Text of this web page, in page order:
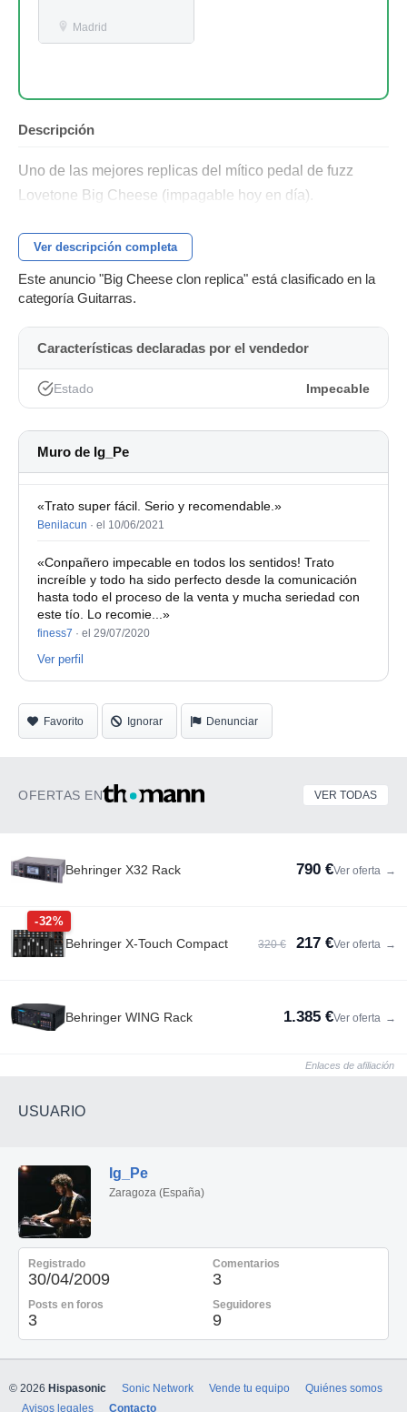
Madrid
Descripción
Uno de las mejores replicas del mítico pedal de fuzz
Lovetone Big Cheese (impagable hoy en día).
Ver descripción completa
Este anuncio "Big Cheese clon replica" está clasificado en la
categoría Guitarras.
Características declaradas por el vendedor
Estado Impecable
Muro de Ig_Pe
«Trato super fácil. Serio y recomendable.»
Benilacun · el 10/06/2021
«Conpañero impecable en todos los sentidos! Trato
increíble y todo ha sido perfecto desde la comunicación
hasta todo el proceso de la venta y mucha seriedad con
este tío. Lo recomie...»
finess7 · el 29/07/2020
Ver perfil
Favorito Ignorar Denunciar
OFERTAS EN VER TODAS
Behringer X32 Rack 790 €Ver oferta →
-32%
Behringer X-Touch Compact 320 € 217 €Ver oferta →
Behringer WING Rack 1.385 €Ver oferta →
Enlaces de afiliación
USUARIO
Ig_Pe
Zaragoza (España)
Registrado
30/04/2009
Comentarios
3
Posts en foros
3
Seguidores
9
© 2026 Hispasonic Sonic Network Vende tu equipo
Quiénes somos
Avisos legales
Contacto